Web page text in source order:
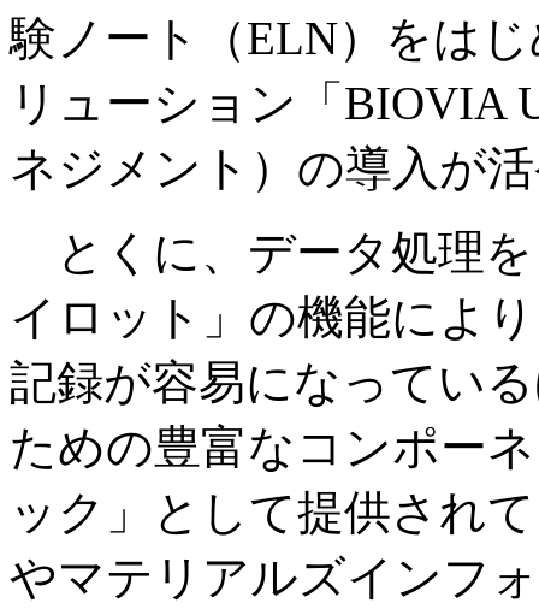
験ノート（ELN）をは
リューション「BIOVIA
ネジメント）の導入が
とくに、データ処理
イロット」の機能によ
記録が容易になってい
ための豊富なコンポー
ック」として提供され
やマテリアルズインフ